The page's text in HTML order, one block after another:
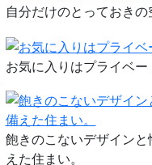
自分だけのとっておきの
お気に入りはプライベー
飽きのこないデザイン
えた住まい。